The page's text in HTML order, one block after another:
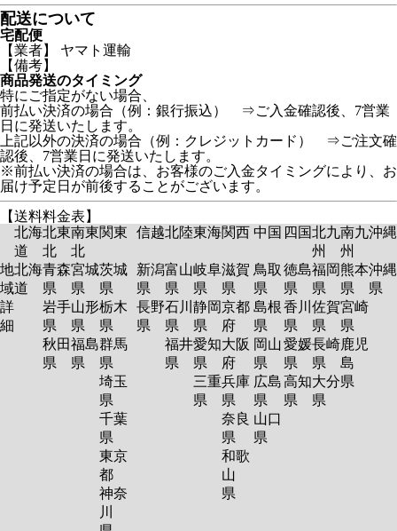
配送について
宅配便
【業者】 ヤマト運輸
【備考】
商品発送のタイミング
特にご指定がない場合、
前払い決済の場合（例：銀行振込） ⇒ご入金確認後、7営業
日に発送いたします。
上記以外の決済の場合（例：クレジットカード） ⇒ご注文確
認後、7営業日に発送いたします。
※前払い決済の場合は、お客様のご入金タイミングにより、お
届け予定日が前後することがございます。
【送料料金表】
北海
道
北東
北
南東
北
関東 信越北陸東海関西 中国 四国北九
州
南九
州
沖縄
地
域
詳
細
北海
道
青森
県
岩手
県
秋田
県
宮城
県
山形
県
福島
県
茨城
県
栃木
県
群馬
県
埼玉
県
千葉
県
東京
都
神奈
川
新潟
県
長野
県
富山
県
石川
県
福井
県
岐阜
県
静岡
県
愛知
県
三重
県
滋賀
県
京都
府
大阪
府
兵庫
県
奈良
県
和歌
山
県
鳥取
県
島根
県
岡山
県
広島
県
山口
県
徳島
県
香川
県
愛媛
県
高知
県
福岡
県
佐賀
県
長崎
県
大分
県
熊本
県
宮崎
県
鹿児
島
県
沖縄
県